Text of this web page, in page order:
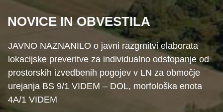
NOVICE IN OBVESTILA
JAVNO NAZNANILO o javni razgrnitvi elaborata
lokacijske preveritve za individualno odstopanje od
prostorskih izvedbenih pogojev v LN za območje
urejanja BS 9/1 VIDEM – DOL, morfološka enota
4A/1 VIDEM